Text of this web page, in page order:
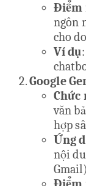
Điểm
ngôn
cho
Ví dụ
Google
Chức
văn
hợp
Ứng
nội